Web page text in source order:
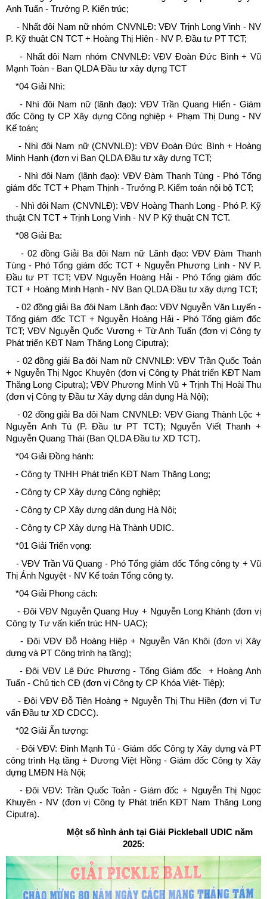
Anh Tuấn - Trưởng P. Kiến trúc;
- Nhất đôi Nam nữ nhóm CNVNLĐ: VĐV Trịnh Long Vinh - NV
P. Kỹ thuật CN TCT + Hoàng Thị Hiên - NV P. Đầu tư PT TCT;
- Nhất đôi Nam nhóm CNVNLĐ: VĐV Đoàn Đức Bình + Vũ
Mạnh Toàn - Ban QLDA Đầu tư xây dựng TCT
*04 Giải Nhì:
- Nhì đôi Nam nữ (lãnh đạo): VĐV Trần Quang Hiển - Giám
đốc Công ty CP Xây dựng Công nghiệp + Phạm Thị Dung - NV
Kế toán;
- Nhì đôi Nam nữ (CNVNLĐ): VĐV Đoàn Đức Bình + Hoàng
Minh Hạnh (đơn vị Ban QLDA Đầu tư xây dựng TCT;
- Nhì đôi Nam (lãnh đạo): VĐV Đàm Thanh Tùng - Phó Tổng
giám đốc TCT + Phạm Thịnh - Trưởng P. Kiểm toán nội bộ TCT;
- Nhì đôi Nam (CNVNLĐ): VĐV Hoàng Thanh Long - Phó P. Kỹ
thuật CN TCT + Trịnh Long Vinh - NV P Kỹ thuật CN TCT.
*08 Giải Ba:
- 02 đồng Giải Ba đôi Nam nữ Lãnh đạo: VĐV Đàm Thanh
Tùng - Phó Tổng giám đốc TCT + Nguyễn Phương Linh - NV P.
Đầu tư PT TCT; VĐV Nguyễn Hoàng Hải - Phó Tổng giám đốc
TCT + Hoàng Minh Hạnh - NV Ban QLDA Đầu tư xây dựng TCT;
- 02 đồng giải Ba đôi Nam Lãnh đạo: VĐV Nguyễn Văn Luyến -
Tổng giám đốc TCT + Nguyễn Hoàng Hải - Phó Tổng giám đốc
TCT; VĐV Nguyễn Quốc Vương + Từ Anh Tuấn (đơn vị Công ty
Phát triển KĐT Nam Thăng Long Ciputra);
- 02 đồng giải Ba đôi Nam nữ CNVNLĐ: VĐV Trần Quốc Toản
+ Nguyễn Thị Ngọc Khuyên (đơn vị Công ty Phát triển KĐT Nam
Thăng Long Ciputra); VĐV Phương Minh Vũ + Trịnh Thị Hoài Thu
(đơn vị Công ty Đầu tư Xây dựng dân dụng Hà Nội);
- 02 đồng giải Ba đôi Nam CNVNLĐ: VĐV Giang Thành Lộc +
Nguyễn Anh Tú (P. Đầu tư PT TCT); Nguyễn Viết Thanh +
Nguyễn Quang Thái (Ban QLDA Đầu tư XD TCT).
*04 Giải Đồng hành:
- Công ty TNHH Phát triển KĐT Nam Thăng Long;
- Công ty CP Xây dựng Công nghiệp;
- Công ty CP Xây dựng dân dụng Hà Nội;
- Công ty CP Xây dựng Hà Thành UDIC.
*01 Giải Triển vọng:
- VĐV Trần Vũ Quang - Phó Tổng giám đốc Tổng công ty + Vũ
Thị Ánh Nguyệt - NV Kế toán Tổng công ty.
*04 Giải Phong cách:
- Đôi VĐV Nguyễn Quang Huy + Nguyễn Long Khánh (đơn vị
Công ty Tư vấn kiến trúc HN- UAC);
- Đôi VĐV Đỗ Hoàng Hiệp + Nguyễn Văn Khôi (đơn vị Xây
dựng và PT Công trình hạ tầng);
- Đôi VĐV Lê Đức Phương - Tổng Giám đốc + Hoàng Anh
Tuấn - Chủ tịch CĐ (đơn vị Công ty CP Khóa Việt- Tiệp);
- Đôi VĐV Đỗ Tiên Hoàng + Nguyễn Thị Thu Hiền (đơn vị Tư
vấn Đầu tư XD CDCC).
*02 Giải Ấn tượng:
- Đôi VĐV: Đinh Mạnh Tú - Giám đốc Công ty Xây dựng và PT
công trình Hạ tầng + Dương Việt Hồng - Giám đốc Công ty Xây
dựng LMĐN Hà Nội;
- Đôi VĐV: Trần Quốc Toản - Giám đốc + Nguyễn Thị Ngọc
Khuyên - NV (đơn vị Công ty Phát triển KĐT Nam Thăng Long
Ciputra).
Một số hình ảnh tại Giải Pickleball UDIC năm
2025: